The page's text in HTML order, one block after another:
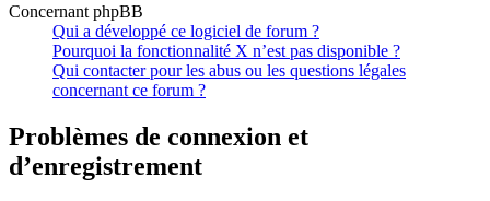
Concernant phpBB
Qui a développé ce logiciel de forum ?
Pourquoi la fonctionnalité X n’est pas disponible ?
Qui contacter pour les abus ou les questions légales
concernant ce forum ?
Problèmes de connexion et
d’enregistrement